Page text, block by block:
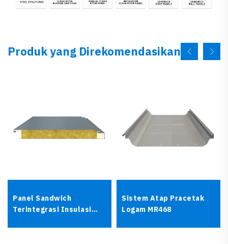
Produk yang Direkomendasikan
Panel Sandwich
Terintegrasi Insulasi
Sistem Atap Pracetak
Logam MR468